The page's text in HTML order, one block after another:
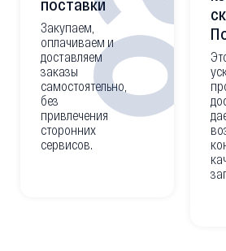
02
поставки
Закупаем,
оплачиваем и
доставляем
заказы
самостоятельно,
без
привлечения
сторонних
сервисов.